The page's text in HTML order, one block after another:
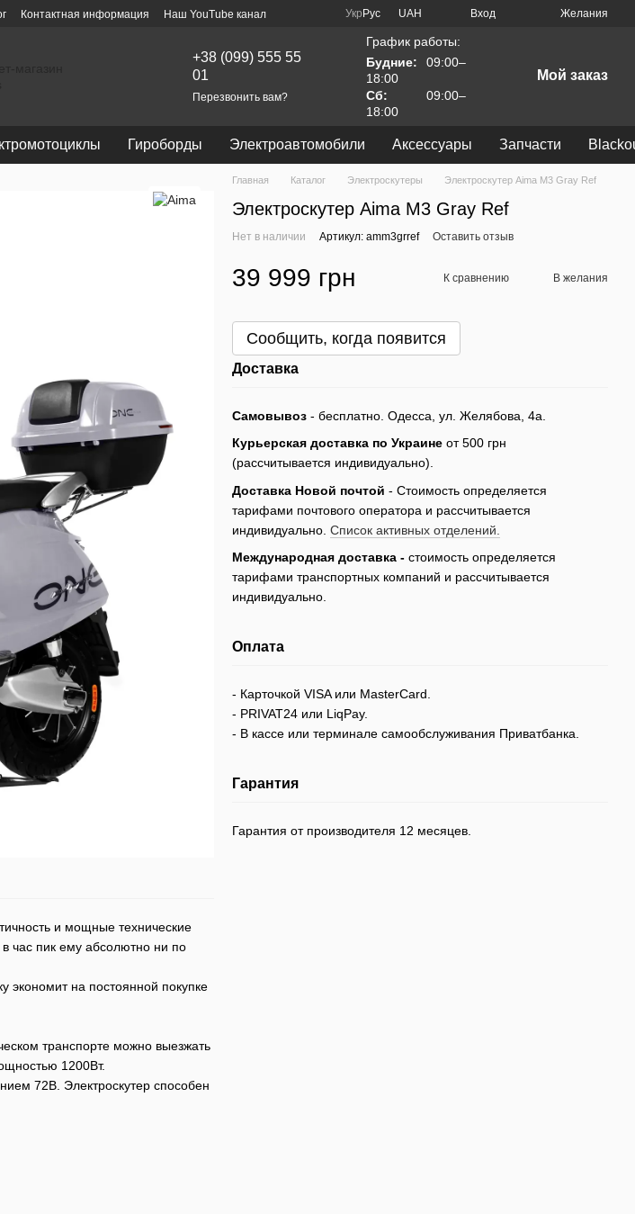
Контактная информация
Наш YouTube канал
Укр Рус UAH Вход Желания
+38 (099) 555 55
01
Перезвонить вам?
График работы:
Будние:
09:00–
18:00
Сб:
09:00–
18:00
Мой заказ
Гироборды Электроавтомобили Аксессуары Запчасти
и мощные технические
в час пик ему абсолютно ни по
экономит на постоянной покупке
транспорте можно выезжать
1200Вт.
72В. Электроскутер способен
Главная Каталог Электроскутеры Электроскутер Aima M3 Gray Ref
Электроскутер Aima M3 Gray Ref
Нет в наличии Артикул: amm3grref Оставить отзыв
39 999 грн К сравнению В желания
Сообщить, когда появится
Доставка
Самовывоз - бесплатно. Одесса, ул. Желябова, 4а.
Курьерская доставка по Украине от 500 грн
(рассчитывается индивидуально).
Доставка Новой почтой - Стоимость определяется
тарифами почтового оператора и рассчитывается
индивидуально. Список активных отделений.
Международная доставка - стоимость определяется
тарифами транспортных компаний и рассчитывается
индивидуально.
Оплата
- Карточкой VISA или MasterCard.
- PRIVAT24 или LiqPay.
- В кассе или терминале самообслуживания Приватбанка.
Гарантия
Гарантия от производителя 12 месяцев.